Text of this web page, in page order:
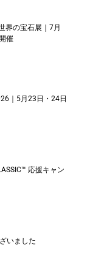
界の宝石展｜7月
催
｜5月23日・24日
応援キャン
いました